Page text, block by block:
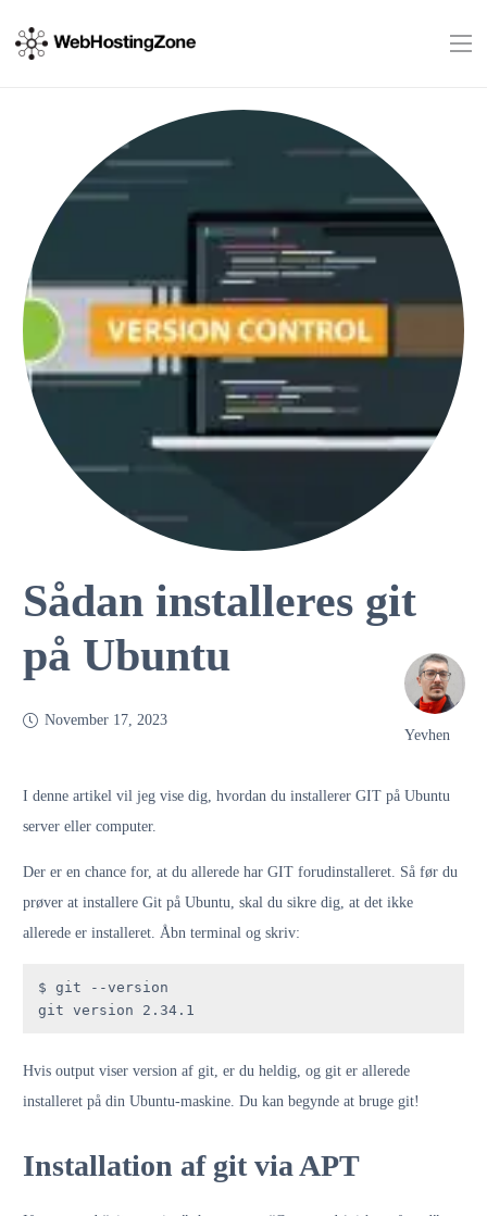
Sådan installeres git
på Ubuntu
November 17, 2023
Yevhen
I denne artikel vil jeg vise dig, hvordan du installerer GIT på Ubuntu
server eller computer.
Der er en chance for, at du allerede har GIT forudinstalleret. Så før du
prøver at installere Git på Ubuntu, skal du sikre dig, at det ikke
allerede er installeret. Åbn terminal og skriv:
$ git --version
git version 2.34.1
Hvis output viser version af git, er du heldig, og git er allerede
installeret på din Ubuntu-maskine. Du kan begynde at bruge git!
Installation af git via APT